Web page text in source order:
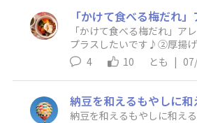
「かけて食べる梅だれ」
プラスしたいです♪②厚揚げ
4
10 とも |
納豆を和えるもやしに和
納豆を和えるもやしに和える